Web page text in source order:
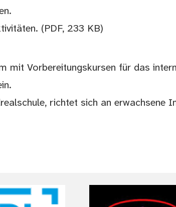
(PDF, 233 KB)
mit Vorbereitungskursen für das
richtet sich an erwachsene